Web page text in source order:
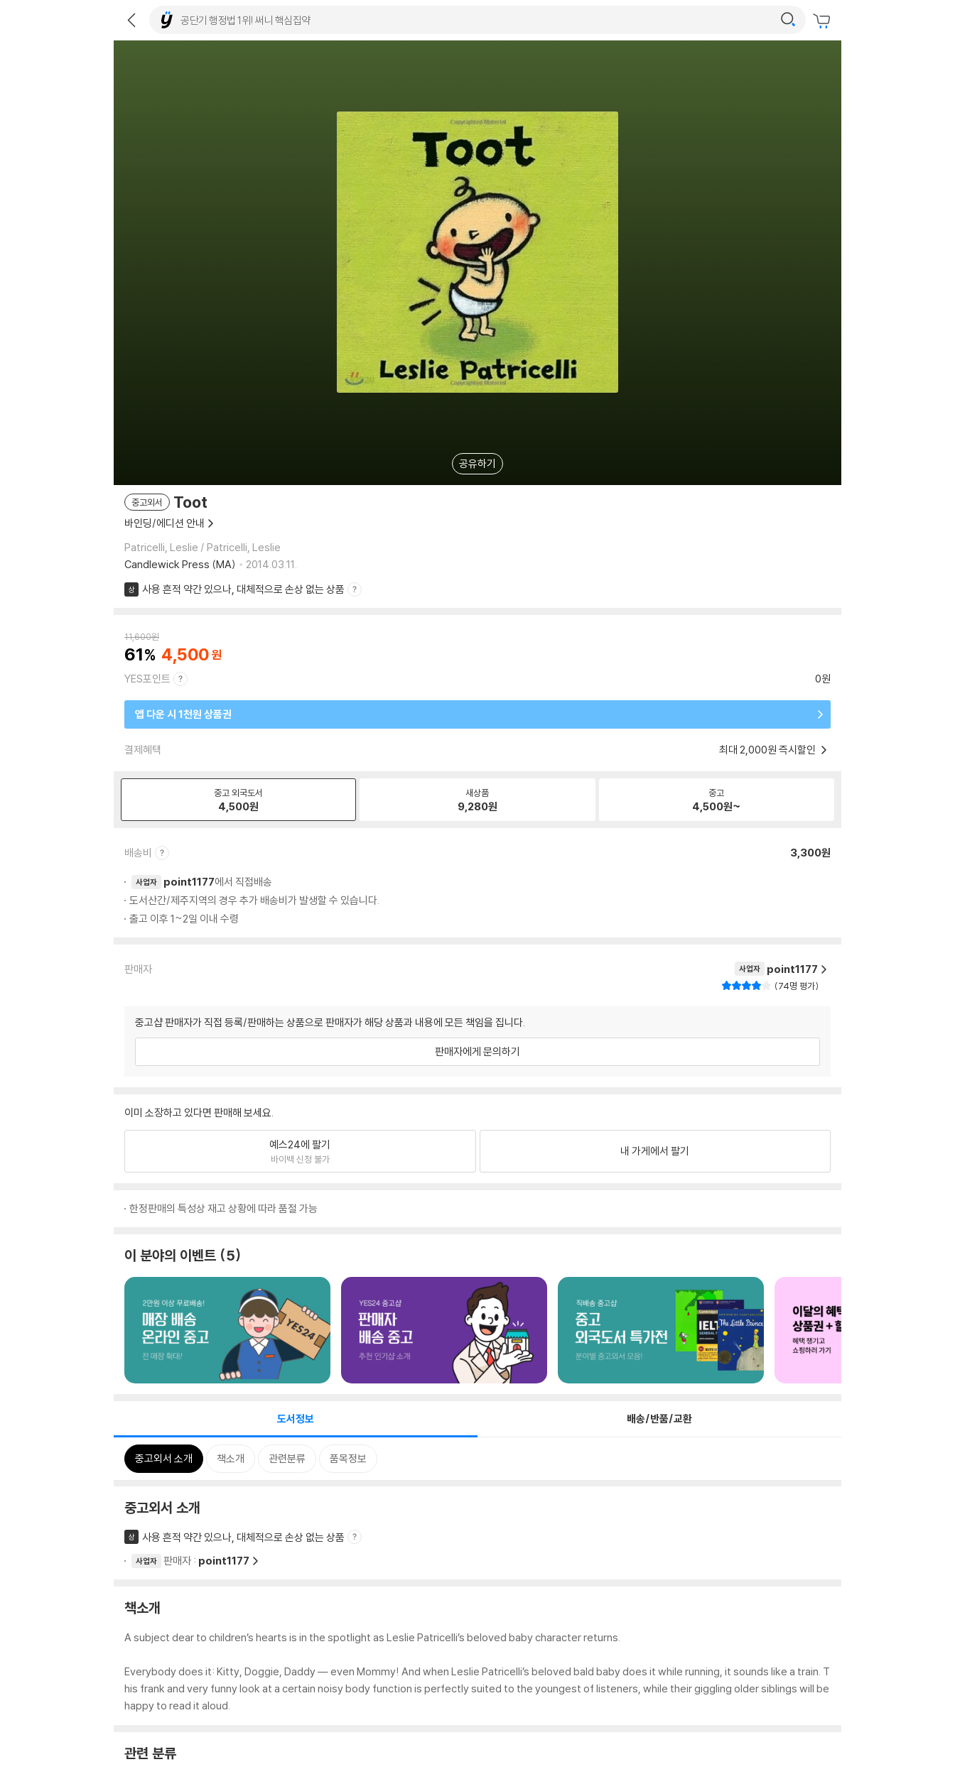
공유하기
중고외서 Toot
바인딩/에디션 안내
Patricelli, Leslie / Patricelli, Leslie
Candlewick Press (MA)
2014.03.11.
상 사용 흔적 약간 있으나, 대체적으로 손상 없는 상품
11,600원
61 4,500
YES포인트 0원
앱 다운 시 1천원 상품권
결제혜택 최대 2,000원 즉시할인
중고 외국도서
4,500원
새상품
9,280원
중고
4,500원~
배송비 3,300원
사업자 point1177에서 직접배송
도서산간/제주지역의 경우 추가 배송비가 발생할 수 있습니다.
출고 이후 1~2일 이내 수령
판매자 사업자 point1177
74명 평가
중고샵 판매자가 직접 등록/판매하는 상품으로 판매자가 해당 상품과 내용에 모든 책임을 집니다.
판매자에게 문의하기
이미 소장하고 있다면 판매해 보세요.
예스24에 팔기
바이백 신청 불가
내 가게에서 팔기
한정판매의 특성상 재고 상황에 따라 품절 가능
이 분야의 이벤트 5
도서정보 배송/반품/교환
중고외서 소개 책소개 관련분류 품목정보
중고외서 소개
상 사용 흔적 약간 있으나, 대체적으로 손상 없는 상품
사업자 판매자 : point1177
책소개
A subject dear to children’s hearts is in the spotlight as Leslie Patricelli’s beloved baby character returns.
Everybody does it: Kitty, Doggie, Daddy ― even Mommy! And when Leslie Patricelli’s beloved bald baby does it while running, it sounds like a train. T
his frank and very funny look at a certain noisy body function is perfectly suited to the youngest of listeners, while their giggling older siblings will be
happy to read it aloud.
관련 분류